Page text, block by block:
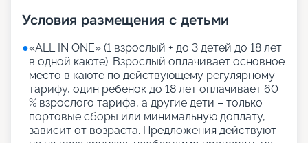
Условия размещения с детьми
●«АLL IN ONE» (1 взрослый + до 3 детей до 18 лет
в одной каюте): Взрослый оплачивает основное
место в каюте по действующему регулярному
тарифу, один ребенок до 18 лет оплачивает 60
% взрослого тарифа, а другие дети – только
портовые сборы или минимальную доплату,
зависит от возраста. Предложения действуют